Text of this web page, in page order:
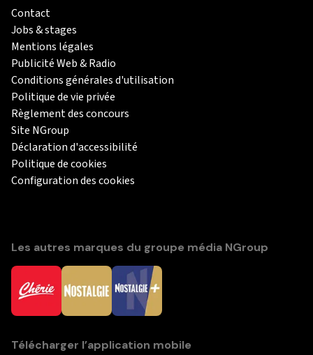
Contact
Jobs & stages
Mentions légales
Publicité Web & Radio
Conditions générales d'utilisation
Politique de vie privée
Règlement des concours
Site NGroup
Déclaration d'accessibilité
Politique de cookies
Configuration des cookies
Les autres marques du groupe média NGroup
Télécharger l’application mobile